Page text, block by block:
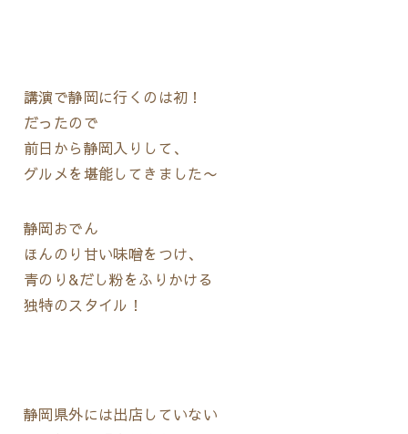
講演で静岡に行くのは初！
だったので
前日から静岡入りして、
グルメを堪能してきました〜
静岡おでん
ほんのり甘い味噌をつけ、
青のり&だし粉をふりかける
独特のスタイル！
静岡県外には出店していない